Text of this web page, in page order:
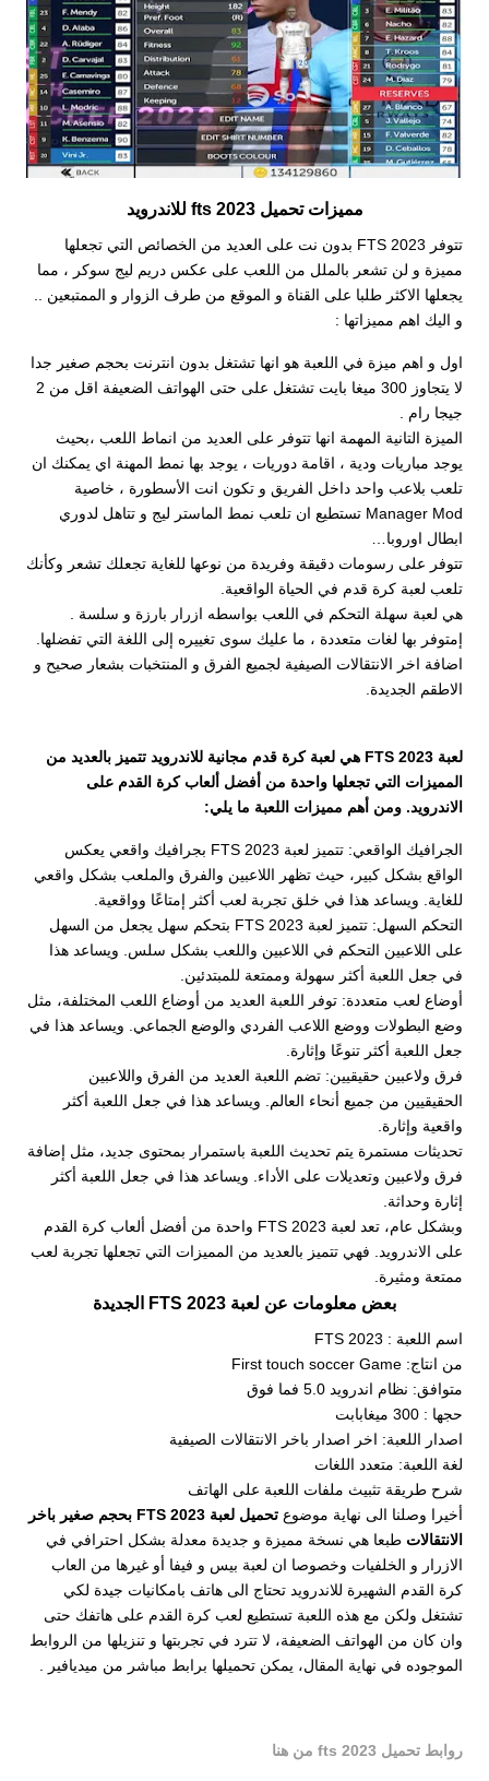
مميزات تحميل fts 2023 للاندرويد
تتوفر FTS 2023 بدون نت على العديد من الخصائص التي تجعلها
مميزة و لن تشعر بالملل من اللعب على عكس دريم ليج سوكر ، مما
يجعلها الاكثر طلبا على القناة و الموقع من طرف الزوار و الممتبعين ..
و اليك اهم مميزاتها :
اول و اهم ميزة في اللعبة هو انها تشتغل بدون انترنت بحجم صغير جدا
لا يتجاوز 300 ميغا بايت تشتغل على حتى الهواتف الضعيفة اقل من 2
جيجا رام .
الميزة التانية المهمة انها تتوفر على العديد من انماط اللعب ،بحيث
يوجد مباريات ودية ، اقامة دوريات ، يوجد بها نمط المهنة اي يمكنك ان
تلعب بلاعب واحد داخل الفريق و تكون انت الأسطورة ، خاصية
Manager Mod تستطيع ان تلعب نمط الماستر ليج و تتاهل لدوري
ابطال اوروبا…
تتوفر على رسومات دقيقة وفريدة من نوعها للغاية تجعلك تشعر وكأنك
تلعب لعبة كرة قدم في الحياة الواقعية.
هي لعبة سهلة التحكم في اللعب بواسطه ازرار بارزة و سلسة .
‏إمتوفر بها لغات متعددة ، ما عليك سوى تغييره إلى اللغة التي تفضلها.
اضافة اخر الانتقالات الصيفية لجميع الفرق و المنتخبات بشعار صحيح و
الاطقم الجديدة.
لعبة FTS 2023 هي لعبة كرة قدم مجانية للاندرويد تتميز بالعديد من
المميزات التي تجعلها واحدة من أفضل ألعاب كرة القدم على
الاندرويد. ومن أهم مميزات اللعبة ما يلي:
الجرافيك الواقعي: تتميز لعبة FTS 2023 بجرافيك واقعي يعكس
الواقع بشكل كبير، حيث تظهر اللاعبين والفرق والملعب بشكل واقعي
للغاية. ويساعد هذا في خلق تجربة لعب أكثر إمتاعًا وواقعية.
التحكم السهل: تتميز لعبة FTS 2023 بتحكم سهل يجعل من السهل
على اللاعبين التحكم في اللاعبين واللعب بشكل سلس. ويساعد هذا
في جعل اللعبة أكثر سهولة وممتعة للمبتدئين.
أوضاع لعب متعددة: توفر اللعبة العديد من أوضاع اللعب المختلفة، مثل
وضع البطولات ووضع اللاعب الفردي والوضع الجماعي. ويساعد هذا في
جعل اللعبة أكثر تنوعًا وإثارة.
فرق ولاعبين حقيقيين: تضم اللعبة العديد من الفرق واللاعبين
الحقيقيين من جميع أنحاء العالم. ويساعد هذا في جعل اللعبة أكثر
واقعية وإثارة.
تحديثات مستمرة يتم تحديث اللعبة باستمرار بمحتوى جديد، مثل إضافة
فرق ولاعبين وتعديلات على الأداء. ويساعد هذا في جعل اللعبة أكثر
إثارة وحداثة.
وبشكل عام، تعد لعبة FTS 2023 واحدة من أفضل ألعاب كرة القدم
على الاندرويد. فهي تتميز بالعديد من المميزات التي تجعلها تجربة لعب
ممتعة ومثيرة.
بعض معلومات عن لعبة FTS 2023 الجديدة
اسم اللعبة : FTS 2023
من انتاج: First touch soccer Game
متوافق: نظام اندرويد 5.0 فما فوق
حجها : 300 ميغابابت
اصدار اللعبة: اخر اصدار باخر الانتقالات الصيفية
لغة اللعبة: متعدد اللغات
شرح طريقة تثبيث ملفات اللعبة على الهاتف
أخيرا وصلنا الى نهاية موضوع
تحميل لعبة FTS 2023 بحجم صغير باخر
الانتقالات طبعا هي نسخة مميزة و جديدة معدلة بشكل احترافي في
الازرار و الخلفيات وخصوصا ان لعبة بيس و فيفا أو غيرها من العاب
كرة القدم الشهيرة للاندرويد تحتاج الى هاتف بامكانيات جيدة لكي
تشتغل ولكن مع هذه اللعبة تستطيع لعب كرة القدم على هاتفك حتى
وان كان من الهواتف الضعيفة، لا تترد في تجربتها و تنزيلها من الروابط
الموجوده في نهاية المقال، يمكن تحميلها برابط مباشر من ميديافير .
روابط تحميل fts 2023 من هنا